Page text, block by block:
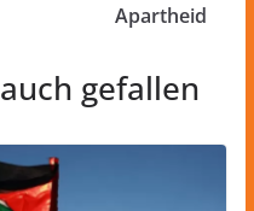
Apartheid
gefallen